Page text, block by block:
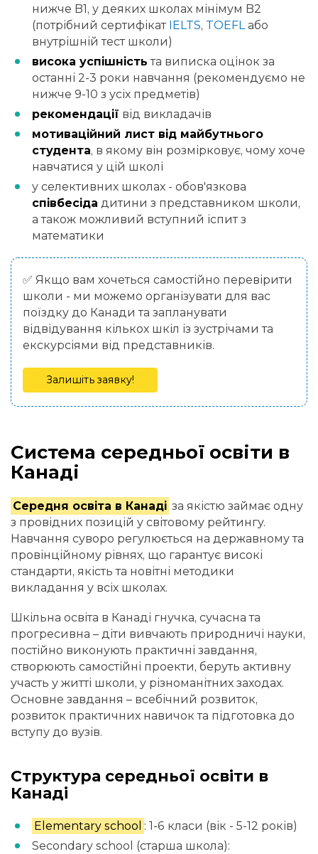
нижче B1, у деяких школах мінімум B2
(потрібний сертифікат IELTS, TOEFLабо
внутрішній тест школи)
висока успішність та виписка оцінок за
останні 2-3 роки навчання (рекомендуємо не
нижче 9-10 з усіх предметів)
рекомендації від викладачів
мотиваційний лист від майбутнього
студента, в якому він розмірковує, чому хоче
навчатися у цій школі
у селективних школах - обов'язкова
співбесіда дитини з представником школи,
а також можливий вступний іспит з
математики
✅ Якщо вам хочеться самостійно перевірити
школи - ми можемо організувати для вас
поїздку до Канади та запланувати
відвідування кількох шкіл із зустрічами та
екскурсіями від представників.
Залишіть заявку!
Система середньої освіти в
Канаді
Середня освіта в Канаді за якістю займає одну
з провідних позицій у світовому рейтингу.
Навчання суворо регулюється на державному та
провінційному рівнях, що гарантує високі
стандарти, якість та новітні методики
викладання у всіх школах.
Шкільна освіта в Канаді гнучка, сучасна та
прогресивна – діти вивчають природничі науки,
постійно виконують практичні завдання,
створюють самостійні проекти, беруть активну
участь у житті школи, у різноманітних заходах.
Основне завдання – всебічний розвиток,
розвиток практичних навичок та підготовка до
вступу до вузів.
Структура середньої освіти в
Канаді
Elementary school : 1-6 класи (вік - 5-12 років)
Secondary school (старша школа):